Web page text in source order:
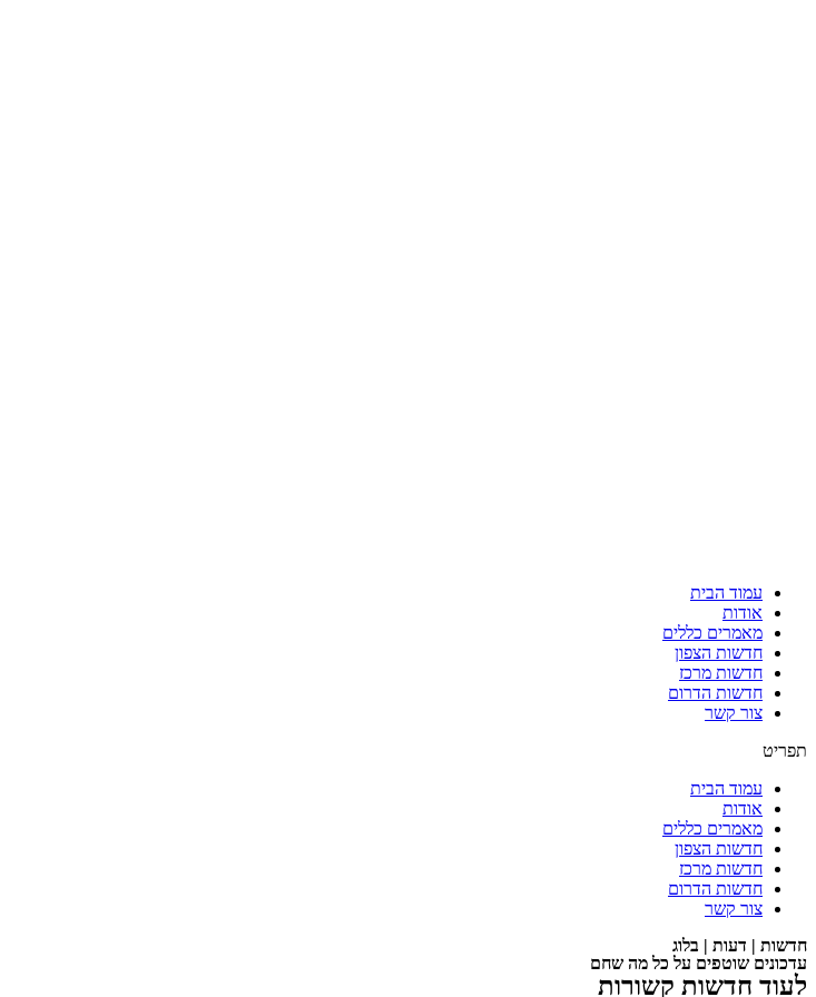
עמוד הבית
אודות
מאמרים כללים
חדשות הצפון
חדשות מרכז
חדשות הדרום
צור קשר
תפריט
עמוד הבית
אודות
מאמרים כללים
חדשות הצפון
חדשות מרכז
חדשות הדרום
צור קשר
חדשות | דעות | בלוג
עדכונים שוטפים על כל מה שחם
לעוד חדשות קשורות